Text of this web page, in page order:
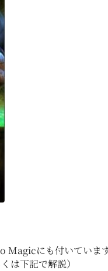
Magicにも付いていま
は下記で解説）